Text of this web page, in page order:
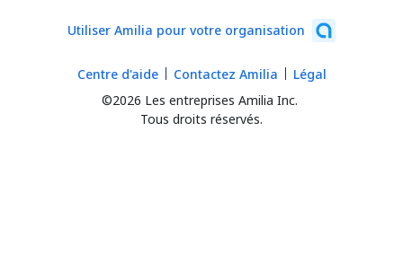
Utiliser Amilia pour votre organisation
©2026 Les entreprises Amilia Inc.
Tous droits réservés.
Centre d'aide Contactez Amilia Légal